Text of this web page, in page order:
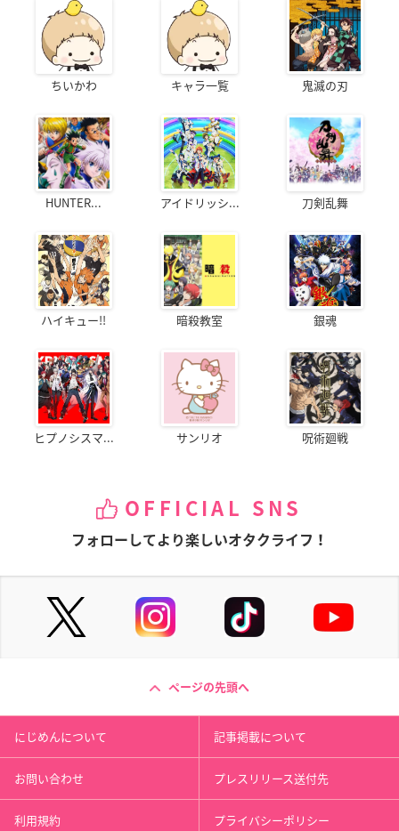
ちいかわ キャラ一覧 鬼滅の刃
HUNTER... アイドリッシ... 刀剣乱舞
ハイキュー!! 暗殺教室 銀魂
ヒプノシスマ... サンリオ 呪術廻戦
OFFICIAL SNS
フォローしてより楽しいオタクライフ！
ページの先頭へ
にじめんについて 記事掲載について
お問い合わせ プレスリリース送付先
利用規約 プライバシーポリシー